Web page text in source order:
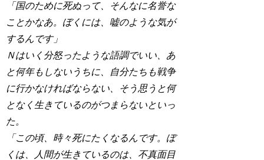
「国のために死ぬって、そんなに名誉な
ことかなあ。ぼくには、嘘のような気が
するんです」
Ｎはいく分怒ったような語調でいい、あ
と何年もしないうちに、自分たちも戦争
に行かなければならない、そう思うと何
となく生きているのがつまらないといっ
た。
「この頃、時々死にたくなるんです。ぼ
くは、人間が生きているのは、不真面目